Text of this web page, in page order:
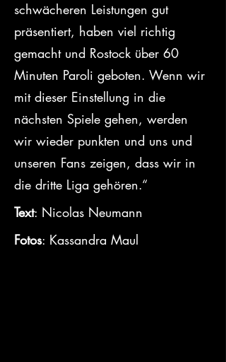
schwächeren Leistungen gut
präsentiert, haben viel richtig
gemacht und Rostock über 60
Minuten Paroli geboten. Wenn wir
mit dieser Einstellung in die
nächsten Spiele gehen, werden
wir wieder punkten und uns und
unseren Fans zeigen, dass wir in
die dritte Liga gehören.“
Text: Nicolas Neumann
Fotos: Kassandra Maul